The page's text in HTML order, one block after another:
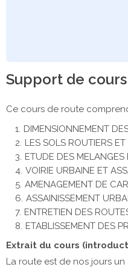
Support de
Ce cours de route
DIMENSIONNEMENT
LES SOLS ROUTIERS
ETUDE DES MELANGES
VOIRIE URBAINE ET
AMENAGEMENT DE
ASSAINISSEMENT
ENTRETIEN DES
ETABLISSEMENT DES
Extrait du cours
La route est de nos jours